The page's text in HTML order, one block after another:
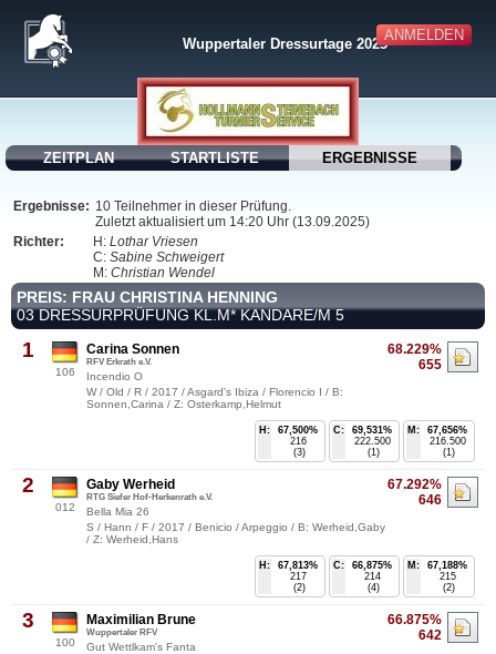
ANMELDEN
Wuppertaler Dressurtage 2025
ZEITPLAN STARTLISTE ERGEBNISSE
Ergebnisse: 10 Teilnehmer in dieser Prüfung.
Zuletzt aktualisiert um 14:20 Uhr (13.09.2025)
Richter:
H: Lothar Vriesen
C: Sabine Schweigert
M: Christian Wendel
PREIS: FRAU CHRISTINA HENNING
03 DRESSURPRÜFUNG KL.M* KANDARE/M 5
1
106
68.229%
655
Carina Sonnen
RFV Erkrath e.V.
Incendio O
W / Old / R / 2017 / Asgard's Ibiza / Florencio I / B:
Sonnen,Carina / Z: Osterkamp,Helmut
M:
67,656%
216.500
(1)
C:
69,531%
222.500
(1)
H:
67,500%
216
(3)
2
012
67.292%
646
Gaby Werheid
RTG Siefer Hof-Herkenrath e.V.
Bella Mia 26
S / Hann / F / 2017 / Benicio / Arpeggio / B: Werheid,Gaby
/ Z: Werheid,Hans
M:
67,188%
215
(2)
C:
66,875%
214
(4)
H:
67,813%
217
(2)
3
100
66.875%
642
Maximilian Brune
Wuppertaler RFV
Gut Wettlkam's Fanta